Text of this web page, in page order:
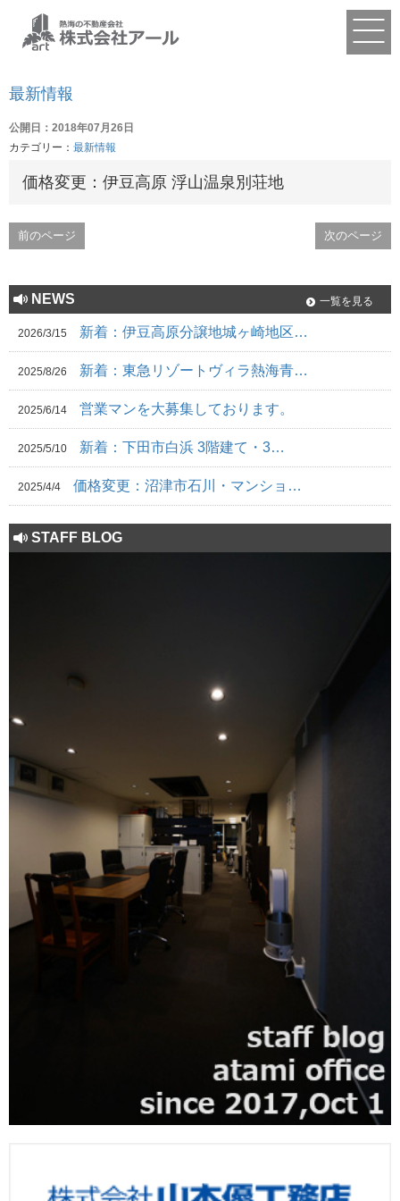
最新情報
公開日：2018年07月26日
カテゴリー： 最新情報
価格変更：伊豆高原 浮山温泉別荘地
前のページ 次のページ
NEWS 一覧を見る
2026/3/15 新着：伊豆高原分譲地城ヶ崎地区…
2025/8/26 新着：東急リゾートヴィラ熱海青…
2025/6/14 営業マンを大募集しております。
2025/5/10 新着：下田市白浜 3階建て・3…
2025/4/4 価格変更：沼津市石川・マンショ…
STAFF BLOG